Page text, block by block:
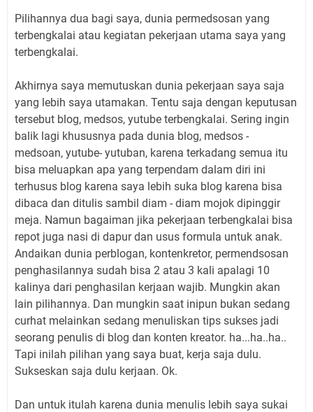
Pilihannya dua bagi saya, dunia permedsosan yang
terbengkalai atau kegiatan pekerjaan utama saya yang
terbengkalai.
Akhirnya saya memutuskan dunia pekerjaan saya saja
yang lebih saya utamakan. Tentu saja dengan keputusan
tersebut blog, medsos, yutube terbengkalai. Sering ingin
balik lagi khususnya pada dunia blog, medsos -
medsoan, yutube- yutuban, karena terkadang semua itu
bisa meluapkan apa yang terpendam dalam diri ini
terhusus blog karena saya lebih suka blog karena bisa
dibaca dan ditulis sambil diam - diam mojok dipinggir
meja. Namun bagaiman jika pekerjaan terbengkalai bisa
repot juga nasi di dapur dan usus formula untuk anak.
Andaikan dunia perblogan, kontenkretor, permendsosan
penghasilannya sudah bisa 2 atau 3 kali apalagi 10
kalinya dari penghasilan kerjaan wajib. Mungkin akan
lain pilihannya. Dan mungkin saat inipun bukan sedang
curhat melainkan sedang menuliskan tips sukses jadi
seorang penulis di blog dan konten kreator. ha...ha..ha..
Tapi inilah pilihan yang saya buat, kerja saja dulu.
Sukseskan saja dulu kerjaan. Ok.
Dan untuk itulah karena dunia menulis lebih saya sukai